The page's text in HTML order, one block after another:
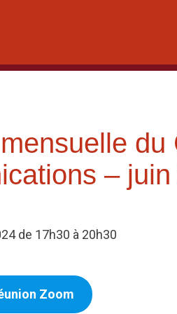
du
–
de 17h30 à 20h30
Zoom